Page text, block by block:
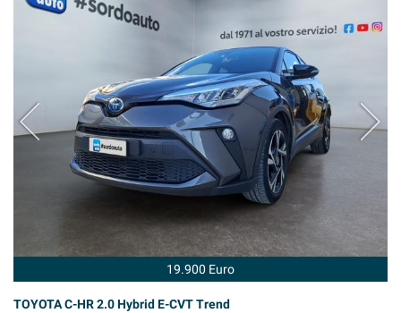
19.900 Euro
TOYOTA C-HR 2.0 Hybrid E-CVT Trend
questi
rimanda
alla
cookie
scelte
in